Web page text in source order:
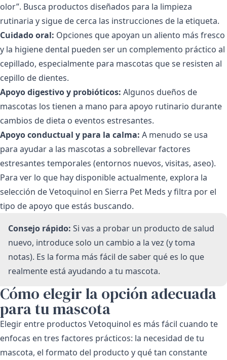
olor”. Busca productos diseñados para la limpieza
rutinaria y sigue de cerca las instrucciones de la etiqueta.
Cuidado oral: Opciones que apoyan un aliento más fresco
y la higiene dental pueden ser un complemento práctico al
cepillado, especialmente para mascotas que se resisten al
cepillo de dientes.
Apoyo digestivo y probióticos: Algunos dueños de
mascotas los tienen a mano para apoyo rutinario durante
cambios de dieta o eventos estresantes.
Apoyo conductual y para la calma: A menudo se usa
para ayudar a las mascotas a sobrellevar factores
estresantes temporales (entornos nuevos, visitas, aseo).
Para ver lo que hay disponible actualmente, explora la
selección de Vetoquinol en Sierra Pet Meds y filtra por el
tipo de apoyo que estás buscando.
Consejo rápido: Si vas a probar un producto de salud
nuevo, introduce solo un cambio a la vez (y toma
notas). Es la forma más fácil de saber qué es lo que
realmente está ayudando a tu mascota.
Cómo elegir la opción adecuada
para tu mascota
Elegir entre productos Vetoquinol es más fácil cuando te
enfocas en tres factores prácticos: la necesidad de tu
mascota, el formato del producto y qué tan constante